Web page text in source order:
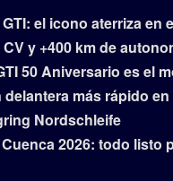
el icono aterriza en
y +400 km de
50 Aniversario es el
más rápido
Nordschleife
2026: todo listo